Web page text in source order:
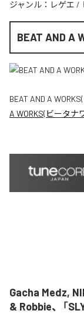
ジャンル： レゲエ /
BEAT AND A
BEAT AND A
A WORKS(ビータナ
Gacha Medz,
& Robbie、「